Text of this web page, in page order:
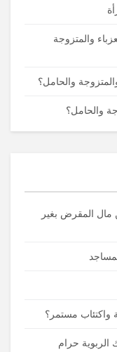
والمتزوجة
والحامل؟
والحامل؟
المقرض بغير
مستمر؟
حرام